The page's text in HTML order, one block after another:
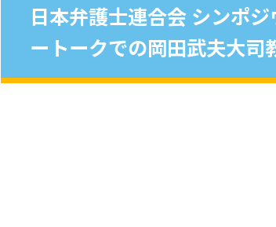
日本弁護士連合会 シンポ
ートークでの岡田武夫大司